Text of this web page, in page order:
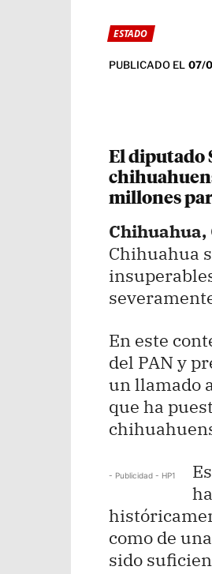
ESTADO
PUBLICADO EL 07/
El diputado
millones
Chihuahua,
Chihuahua
En este
del PAN y
un llamado
que ha
- Publicidad - HP1
como de
sido